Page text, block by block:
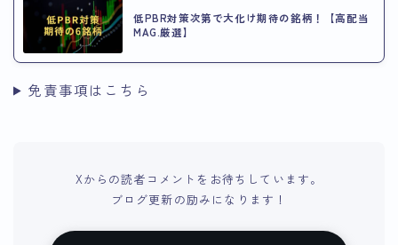
低PBR対策次第で大化け期待の銘柄！【高配当
MAG.厳選】
免責事項はこちら
Xからの読者コメントをお待ちしています。
ブログ更新の励みになります！